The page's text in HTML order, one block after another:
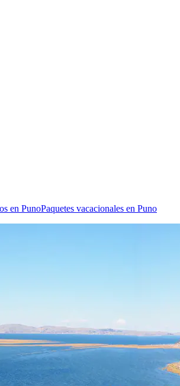
en PunoPaquetes vacacionales en Puno